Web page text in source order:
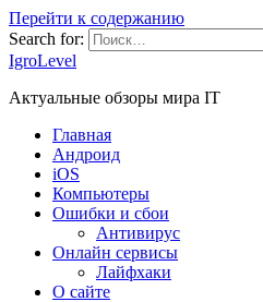
Перейти к содержанию
Search for:
IgroLevel
Актуальные обзоры мира IT
Главная
Андроид
iOS
Компьютеры
Ошибки и сбои
Антивирус
Онлайн сервисы
Лайфхаки
О сайте